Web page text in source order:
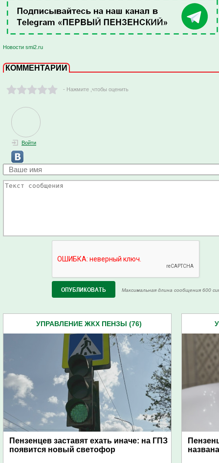
Новости smi2.ru
КОММЕНТАРИИ
- Нажмите ,чтобы оценить
Войти
Максимальная длина сообщения 600
УПРАВЛЕНИЕ ЖКХ ПЕНЗЫ (76)
Пензенцев заставят ехать иначе: на ГПЗ
появится новый светофор